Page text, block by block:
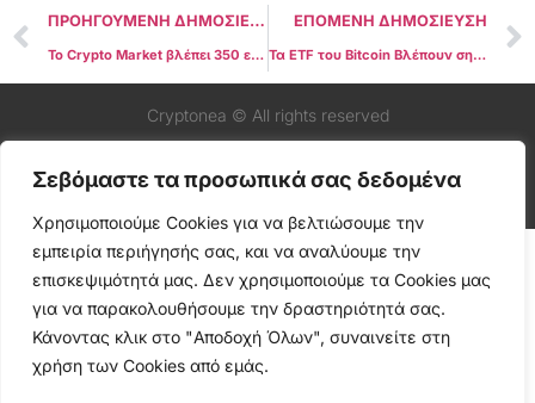
Σεβόμαστε τα προσωπικά σας δεδομένα
Χρησιμοποιούμε Cookies για να βελτιώσουμε την
εμπειρία περιήγησής σας, και να αναλύουμε την
επισκεψιμότητά μας. Δεν χρησιμοποιούμε τα Cookies μας
για να παρακολουθήσουμε την δραστηριότητά σας.
Κάνοντας κλικ στο "Αποδοχή Όλων", συναινείτε στη
χρήση των Cookies από εμάς.
ΠΡΟΗΓΟΥΜΕΝΗ ΔΗΜΟΣΙΕΥΣΗ
Το Crypto Market βλέπει 350 εκατομμύρια δολάρια σε ρευστοποιήσεις καθώς το Bitcoin πέφτει κάτω από τα $69K
ΕΠΟΜΕΝΗ ΔΗΜΟΣΙΕΥΣΗ
Τα ETF του Bitcoin Βλέπουν σημαντικές ημερήσιες εκροές ενόψει της ημέρας των εκλογών
Cryptonea © All rights reserved